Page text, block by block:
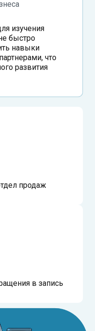
изучения
быстро
навыки
что
развития
продаж
в запись